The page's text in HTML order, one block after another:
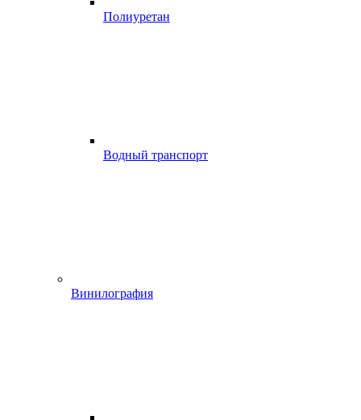
Полиуретан
Водный транспорт
Винилография